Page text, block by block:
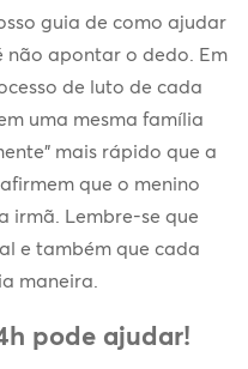
guia de como ajudar
não apontar o dedo. Em
de luto de cada
uma mesma família
mais rápido que a
que o menino
irmã. Lembre-se que
e também que cada
maneira.
pode ajudar!